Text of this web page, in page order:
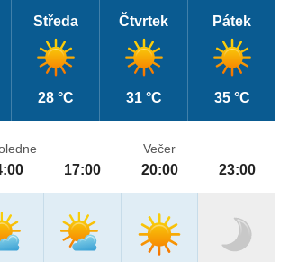
Středa
28 °C
Čtvrtek
31 °C
Pátek
35 °C
17:00
Večer
20:00 23:00